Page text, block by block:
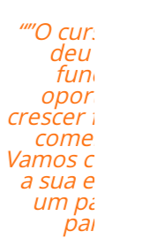
e
a
de
horário
a usar
como